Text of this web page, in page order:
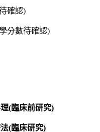
確認)
分數待確認)
床前研究)
床研究)